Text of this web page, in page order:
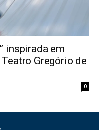
inspirada em
Gregório de
0